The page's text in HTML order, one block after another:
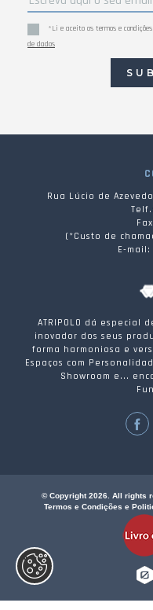
*Li e aceito os termos e
de dados
Rua Lúcio de
(*Custo de
E-
ATRIPOLO dá
inovador dos seus
forma harmoniosa e
Espaços com
Showroom e...
© Copyright 2026. All rights
Termos e Condições e